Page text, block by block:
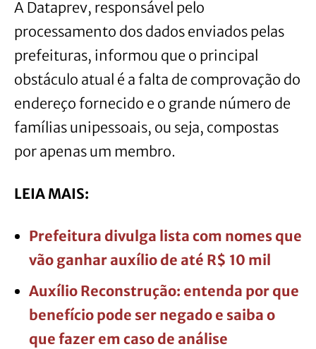
A Dataprev, responsável pelo
processamento dos dados enviados pelas
prefeituras, informou que o principal
obstáculo atual é a falta de comprovação do
endereço fornecido e o grande número de
famílias unipessoais, ou seja, compostas
por apenas um membro.
LEIA MAIS:
Prefeitura divulga lista com nomes que
vão ganhar auxílio de até R$ 10 mil
Auxílio Reconstrução: entenda por que
benefício pode ser negado e saiba o
que fazer em caso de análise